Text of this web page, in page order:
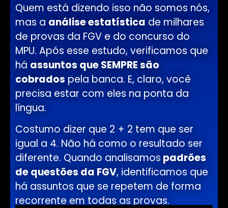
Quem está dizendo isso não somos nós,
mas a análise estatística de milhares
de provas da FGV e do concurso do
MPU. Após esse estudo, verificamos que
há assuntos que SEMPRE são
cobrados pela banca. E, claro, você
precisa estar com eles na ponta da
língua.
Costumo dizer que 2 + 2 tem que ser
igual a 4. Não há como o resultado ser
diferente. Quando analisamos padrões
de questões da FGV, identificamos que
há assuntos que se repetem de forma
recorrente em todas as provas.